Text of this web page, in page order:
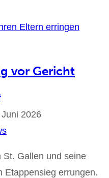
vor Gericht
Juni 2026
St. Gallen und seine
Etappensieg errungen.